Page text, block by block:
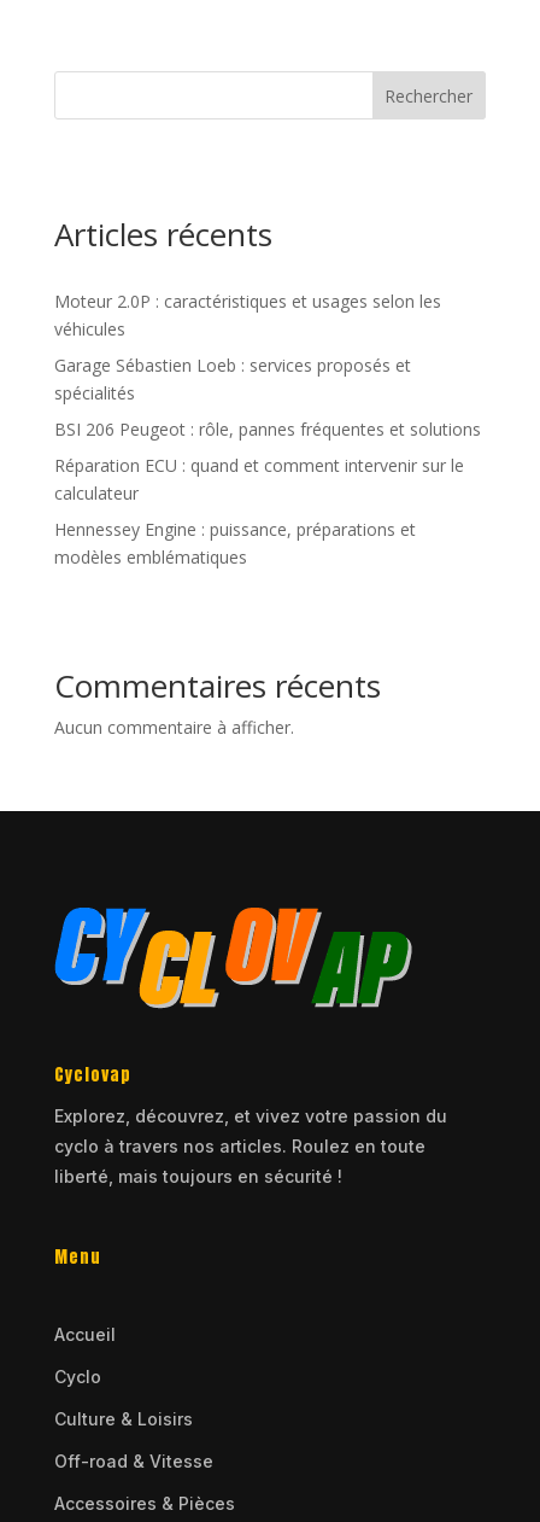
Rechercher
Articles récents
Moteur 2.0P : caractéristiques et usages selon les
véhicules
Garage Sébastien Loeb : services proposés et
spécialités
BSI 206 Peugeot : rôle, pannes fréquentes et solutions
Réparation ECU : quand et comment intervenir sur le
calculateur
Hennessey Engine : puissance, préparations et
modèles emblématiques
Commentaires récents
Aucun commentaire à afficher.
Cyclovap
Explorez, découvrez, et vivez votre passion du
cyclo à travers nos articles. Roulez en toute
liberté, mais toujours en sécurité !
Menu
Accueil
Cyclo
Culture & Loisirs
Off-road & Vitesse
Accessoires & Pièces